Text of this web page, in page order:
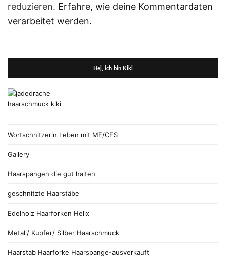
reduzieren. Erfahre, wie deine Kommentardaten
verarbeitet werden.
Hej, ich bin Kiki
Wortschnitzerin Leben mit ME/CFS
Gallery
Haarspangen die gut halten
geschnitzte Haarstäbe
Edelholz Haarforken Helix
Metall/ Kupfer/ Silber Haarschmuck
Haarstab Haarforke Haarspange-ausverkauft